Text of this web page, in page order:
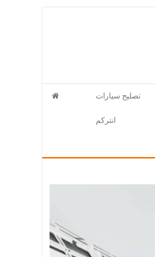
تصليح سيارات
انتركم